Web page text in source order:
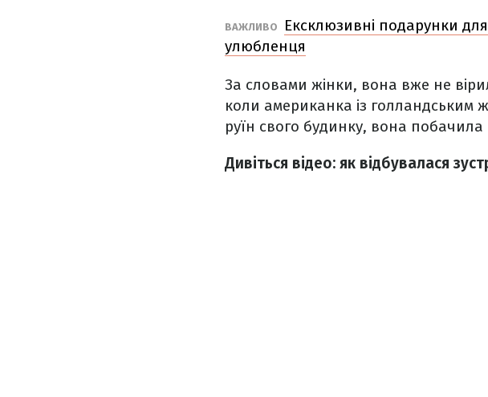
ВАЖЛИВО
Ексклюзивні подарунки
улюбленця
За словами жінки, вона вже не
коли американка із голландським
руїн свого будинку, вона
Дивіться відео: як відбувалася